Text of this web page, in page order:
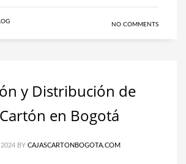
NO COMMENTS
y Distribución de
en Bogotá
BY CAJASCARTONBOGOTA.COM